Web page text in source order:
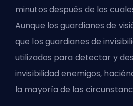
minutos después de los
Aunque los guardianes de
que los guardianes de
utilizados para detectar y
invisibilidad enemigos,
la mayoría de las